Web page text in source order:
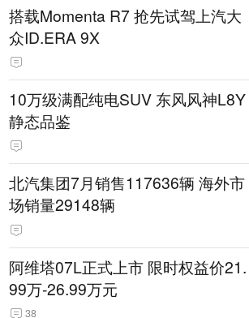
搭载Momenta R7 抢先试驾上汽大
众ID.ERA 9X
10万级满配纯电SUV 东风风神L8Y
静态品鉴
北汽集团7月销售117636辆 海外市
场销量29148辆
阿维塔07L正式上市 限时权益价21.
99万-26.99万元
38